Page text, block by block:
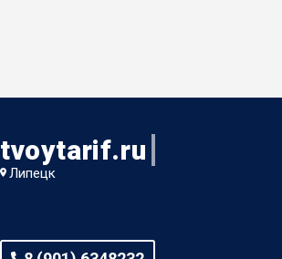
tvoytarif.ru
Липецк